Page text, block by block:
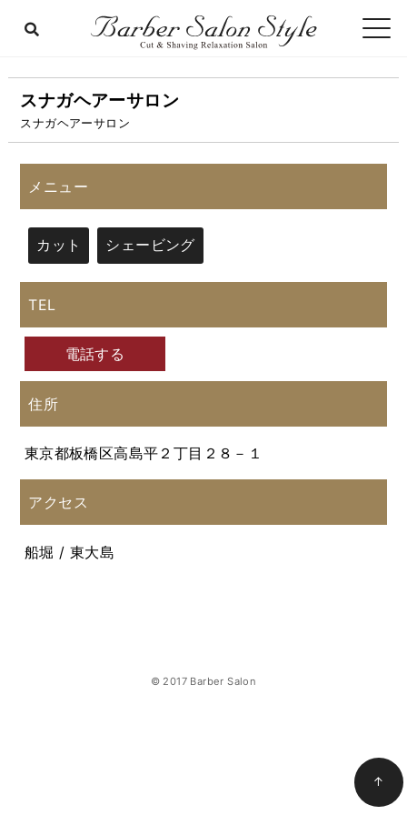
スナガヘアーサロン
スナガヘアーサロン
メニュー
カット シェービング
TEL
電話する
住所
東京都板橋区高島平２丁目２８－１
アクセス
船堀 / 東大島
© 2017 Barber Salon
↑